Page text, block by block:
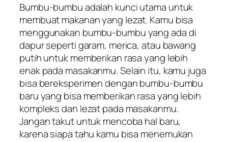
Bumbu-bumbu adalah kunci utama untuk
membuat makanan yang lezat. Kamu bisa
menggunakan bumbu-bumbu yang ada di
dapur seperti garam, merica, atau bawang
putih untuk memberikan rasa yang lebih
enak pada masakanmu. Selain itu, kamu juga
bisa bereksperimen dengan bumbu-bumbu
baru yang bisa memberikan rasa yang lebih
kompleks dan lezat pada masakanmu.
Jangan takut untuk mencoba hal baru,
karena siapa tahu kamu bisa menemukan